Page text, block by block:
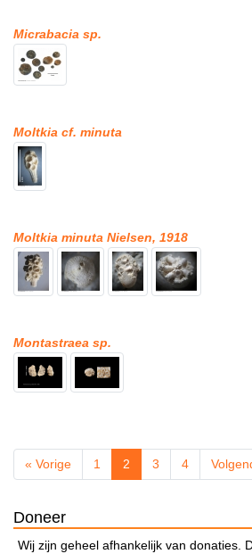
Micrabacia sp.
Moltkia cf. minuta
Moltkia minuta Nielsen, 1918
Montastraea sp.
« Vorige 1 2 3 4
Doneer
Wij zijn geheel afhankelijk van donaties.